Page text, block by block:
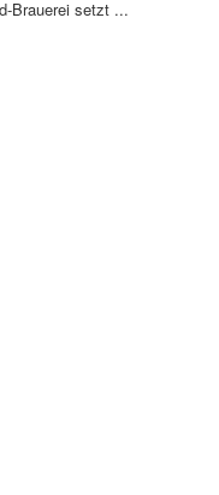
Brauerei setzt ...